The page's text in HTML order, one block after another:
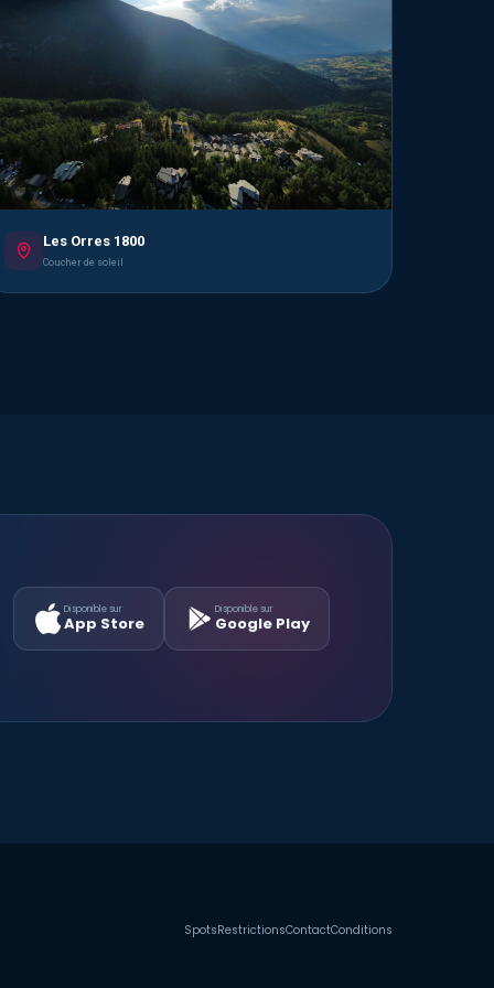
Les Orres 1800
Coucher de soleil
Disponible sur
App Store
Disponible sur
Google Play
SpotsRestrictionsContactConditions